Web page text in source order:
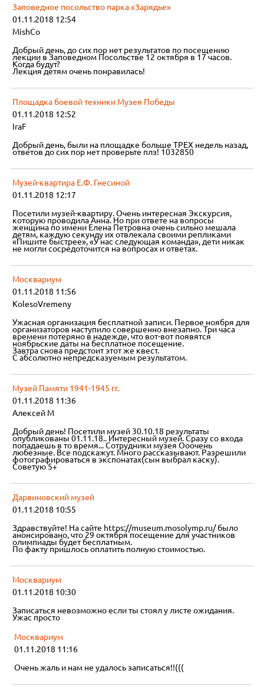
Заповедное посольство парка «Зарядье»
01.11.2018 12:54
MishCo
Добрый день, до сих пор нет результатов по посещению
лекции в Заповедном Посольстве 12 октября в 17 часов.
Когда будут?
Лекция детям очень понравилась!
Площадка боевой техники Музея Победы
01.11.2018 12:52
IraF
Добрый день, были на площадке больше ТРЕХ недель назад,
ответов до сих пор нет проверьте плз! 1032850
Музей-квартира Е.Ф. Гнесиной
01.11.2018 12:17
Посетили музей-квартиру. Очень интересная Экскурсия,
которую проводила Анна. Но при ответе на вопросы
женщина по имени Елена Петровна очень сильно мешала
детям, каждую секунду их отвлекала своими репликами
«Пишите быстрее», «У нас следующая команда», дети никак
не могли сосредоточится на вопросах и ответах.
Москвариум
01.11.2018 11:56
KolesoVremeny
Ужасная организация бесплатной записи. Первое ноября для
организаторов наступило совершенно внезапно. Три часа
времени потеряно в надежде, что вот-вот появятся
ноябрьские даты на бесплатное посещение.
Завтра снова предстоит этот же квест.
С абсолютно непредсказуемым результатом.
Музей Памяти 1941-1945 гг.
01.11.2018 11:36
Алексей М
Добрый день! Посетили музей 30.10.18 результаты
опубликованы 01.11.18.. Интересный музей. Сразу со входа
попадаешь в то время... Сотрудники музея Ооочень
любезные. Все подскажут. Много рассказывают. Разрешили
фотографироваться в экспонатах(сын выбрал каску).
Советую 5+
Дарвиновский музей
01.11.2018 10:55
Здравствуйте! На сайте https://museum.mosolymp.ru/ было
анонсировано, что 29 октября посещение для участников
олимпиады будет бесплатным.
По факту пришлось оплатить полную стоимостью.
Москвариум
01.11.2018 10:30
Записаться невозможно если ты стоял у листе ожидания.
Ужас просто
Москвариум
01.11.2018 11:16
Очень жаль и нам не удалось записаться!!(((